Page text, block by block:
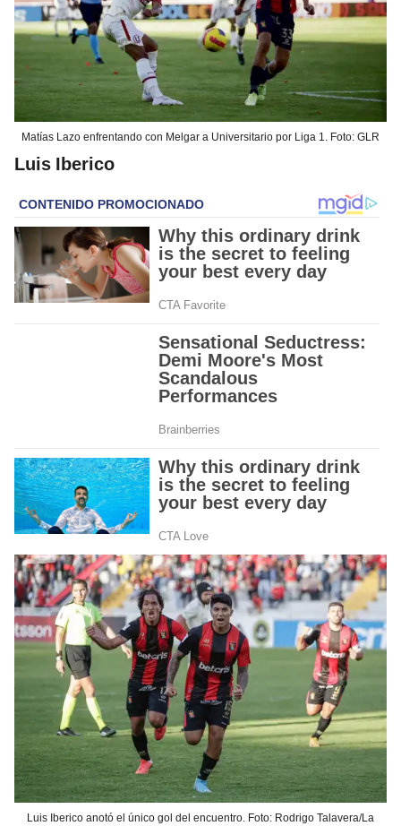
Matías Lazo enfrentando con Melgar a Universitario por Liga 1. Foto: GLR
Luis Iberico
Luis Iberico anotó el único gol del encuentro. Foto: Rodrigo Talavera/La